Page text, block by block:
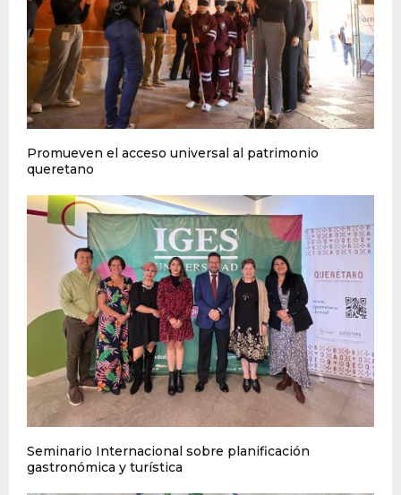
Promueven el acceso universal al patrimonio
queretano
Seminario Internacional sobre planificación
gastronómica y turística